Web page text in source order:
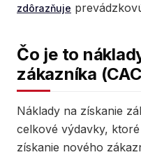
zdôrazňuje
Čo je to
zákazníka
Náklady na získanie
celkové výdavky,
získanie nového